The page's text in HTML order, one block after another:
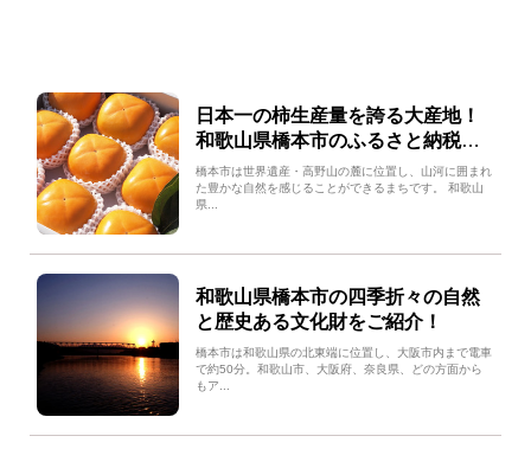
日本一の柿生産量を誇る大産地！
和歌山県橋本市のふるさと納税で
人気の返礼品をご紹介‼
橋本市は世界遺産・高野山の麓に位置し、山河に囲まれ
た豊かな自然を感じることができるまちです。 和歌山
県...
和歌山県橋本市の四季折々の自然
と歴史ある文化財をご紹介！
橋本市は和歌山県の北東端に位置し、大阪市内まで電車
で約50分。和歌山市、大阪府、奈良県、どの方面から
もア...